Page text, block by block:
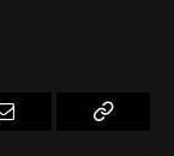
Email
Copy